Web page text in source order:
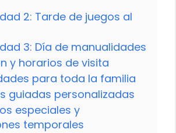
2: Tarde de juegos al
3: Día de manualidades
y horarios de visita
para toda la familia
guiadas personalizadas
especiales y
temporales